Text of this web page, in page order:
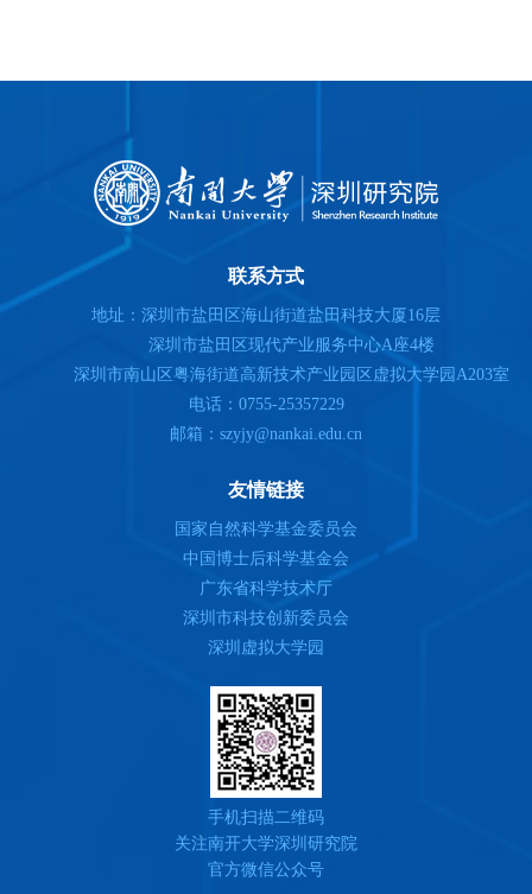
联系方式
地址：深圳市盐田区海山街道盐田科技大厦16层
深圳市盐田区现代产业服务中心A座4楼
深圳市南山区粤海街道高新技术产业园区虚拟大学园A203室
电话：0755-25357229
邮箱：szyjy@nankai.edu.cn
友情链接
国家自然科学基金委员会
中国博士后科学基金会
广东省科学技术厅
深圳市科技创新委员会
深圳虚拟大学园
手机扫描二维码
关注南开大学深圳研究院
官方微信公众号